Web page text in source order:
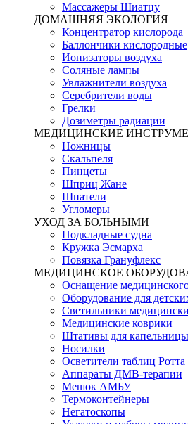
Массажеры Шиатцу
ДОМАШНЯЯ ЭКОЛОГИЯ
Концентратор кислорода
Баллончики кислородные
Ионизаторы воздуха
Соляные лампы
Увлажнители воздуха
Серебрители воды
Грелки
Дозиметры радиации
МЕДИЦИНСКИЕ
Ножницы
Скальпеля
Пинцеты
Шприц Жане
Шпатели
Угломеры
УХОД ЗА БОЛЬНЫМИ
Подкладные судна
Кружка Эсмарха
Повязка Грануфлекс
МЕДИЦИНСКОЕ
Оснащение
Оборудование для
Светильники
Медицинские коврики
Штативы для капельницы
Носилки
Осветители таблиц Ротта
Аппараты ДМВ-терапии
Мешок АМБУ
Термоконтейнеры
Негатоскопы